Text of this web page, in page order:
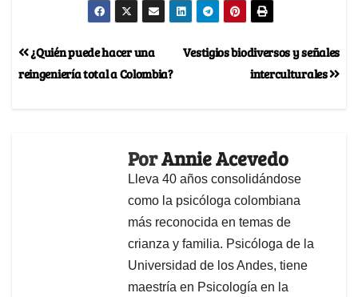
Vestigios biodiversos y señales
interculturales
¿Quién puede hacer una
reingeniería total a Colombia?
PorAnnie Acevedo
Lleva 40 años consolidándose
como la psicóloga colombiana
más reconocida en temas de
crianza y familia. Psicóloga de la
Universidad de los Andes, tiene
maestría en Psicología en la